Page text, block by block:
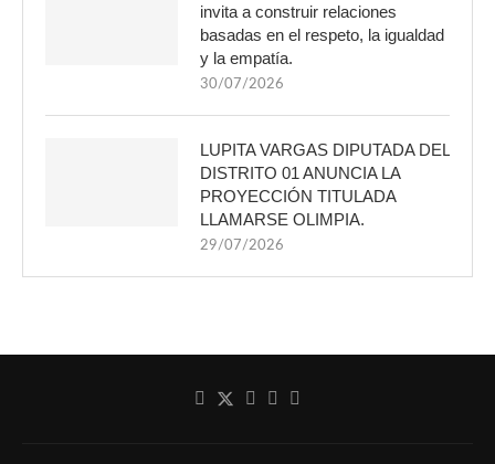
invita a construir relaciones
basadas en el respeto, la igualdad
y la empatía.
30/07/2026
LUPITA VARGAS DIPUTADA DEL
DISTRITO 01 ANUNCIA LA
PROYECCIÓN TITULADA
LLAMARSE OLIMPIA.
29/07/2026